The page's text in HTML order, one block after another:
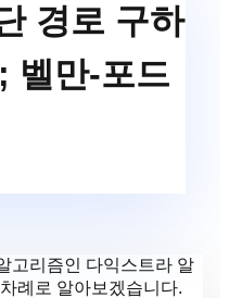
경로 구하
벨만-포드
고리즘인 다익스트라 알
례로 알아보겠습니다.